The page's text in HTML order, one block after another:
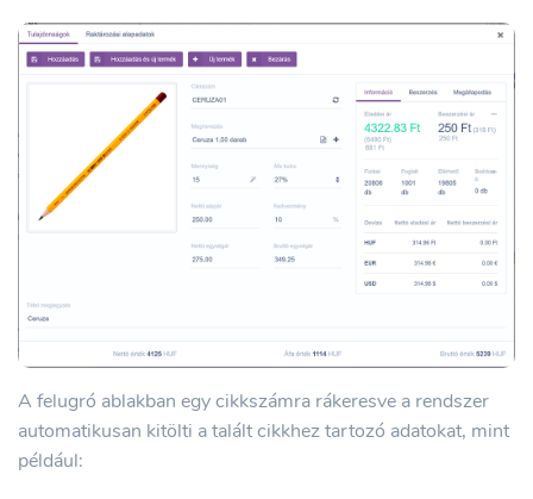
A felugró ablakban egy cikkszámra rákeresve a rendszer
automatikusan kitölti a talált cikkhez tartozó adatokat, mint
például: